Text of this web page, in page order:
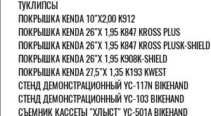
ТУКЛИПСЫ
ПОКРЫШКА KENDA 10"Х2,00 K912
ПОКРЫШКА KENDA 26"Х 1,95 K847 KROSS PLUS
ПОКРЫШКА KENDA 26"Х 1,95 K847 KROSS PLUSK-SHIELD
ПОКРЫШКА KENDA 26"Х 1,95 K908K-SHIELD
ПОКРЫШКА KENDA 27,5"Х 1,35 K193 KWEST
СТЕНД ДЕМОНСТРАЦИОННЫЙ YC-117N BIKEHAND
СТЕНД ДЕМОНСТРАЦИОННЫЙ YC-103 BIKEHAND
СЪЕМНИК КАССЕТЫ "ХЛЫСТ" YC-501A BIKEHAND